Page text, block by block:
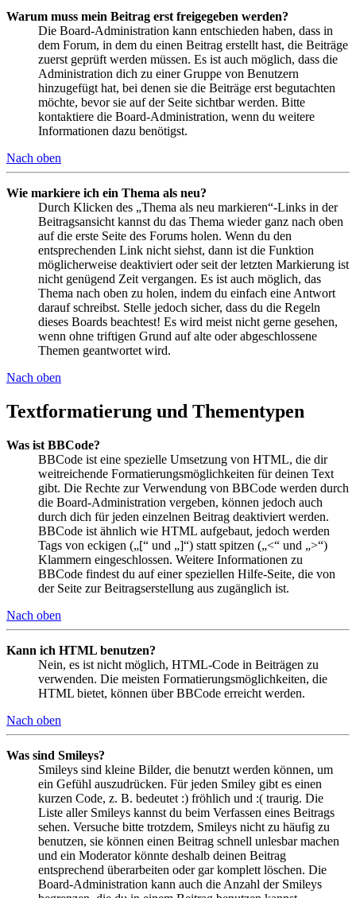
Warum muss mein Beitrag erst freigegeben werden?
Die Board-Administration kann entschieden haben, dass in
dem Forum, in dem du einen Beitrag erstellt hast, die Beiträge
zuerst geprüft werden müssen. Es ist auch möglich, dass die
Administration dich zu einer Gruppe von Benutzern
hinzugefügt hat, bei denen sie die Beiträge erst begutachten
möchte, bevor sie auf der Seite sichtbar werden. Bitte
kontaktiere die Board-Administration, wenn du weitere
Informationen dazu benötigst.
Nach oben
Wie markiere ich ein Thema als neu?
Durch Klicken des „Thema als neu markieren“-Links in der
Beitragsansicht kannst du das Thema wieder ganz nach oben
auf die erste Seite des Forums holen. Wenn du den
entsprechenden Link nicht siehst, dann ist die Funktion
möglicherweise deaktiviert oder seit der letzten Markierung ist
nicht genügend Zeit vergangen. Es ist auch möglich, das
Thema nach oben zu holen, indem du einfach eine Antwort
darauf schreibst. Stelle jedoch sicher, dass du die Regeln
dieses Boards beachtest! Es wird meist nicht gerne gesehen,
wenn ohne triftigen Grund auf alte oder abgeschlossene
Themen geantwortet wird.
Nach oben
Textformatierung und Thementypen
Was ist BBCode?
BBCode ist eine spezielle Umsetzung von HTML, die dir
weitreichende Formatierungsmöglichkeiten für deinen Text
gibt. Die Rechte zur Verwendung von BBCode werden durch
die Board-Administration vergeben, können jedoch auch
durch dich für jeden einzelnen Beitrag deaktiviert werden.
BBCode ist ähnlich wie HTML aufgebaut, jedoch werden
Tags von eckigen („[“ und „]“) statt spitzen („<“ und „>“)
Klammern eingeschlossen. Weitere Informationen zu
BBCode findest du auf einer speziellen Hilfe-Seite, die von
der Seite zur Beitragserstellung aus zugänglich ist.
Nach oben
Kann ich HTML benutzen?
Nein, es ist nicht möglich, HTML-Code in Beiträgen zu
verwenden. Die meisten Formatierungsmöglichkeiten, die
HTML bietet, können über BBCode erreicht werden.
Nach oben
Was sind Smileys?
Smileys sind kleine Bilder, die benutzt werden können, um
ein Gefühl auszudrücken. Für jeden Smiley gibt es einen
kurzen Code, z. B. bedeutet :) fröhlich und :( traurig. Die
Liste aller Smileys kannst du beim Verfassen eines Beitrags
sehen. Versuche bitte trotzdem, Smileys nicht zu häufig zu
benutzen, sie können einen Beitrag schnell unlesbar machen
und ein Moderator könnte deshalb deinen Beitrag
entsprechend überarbeiten oder gar komplett löschen. Die
Board-Administration kann auch die Anzahl der Smileys